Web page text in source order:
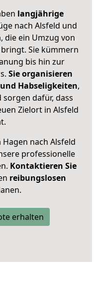
langjährige
nach Alsfeld und
die ein Umzug von
Sie kümmern
bis hin zur
Sie organisieren
Habseligkeiten,
sorgen dafür, dass
Zielort in Alsfeld
nach Alsfeld
professionelle
Kontaktieren Sie
reibungslosen
erhalten